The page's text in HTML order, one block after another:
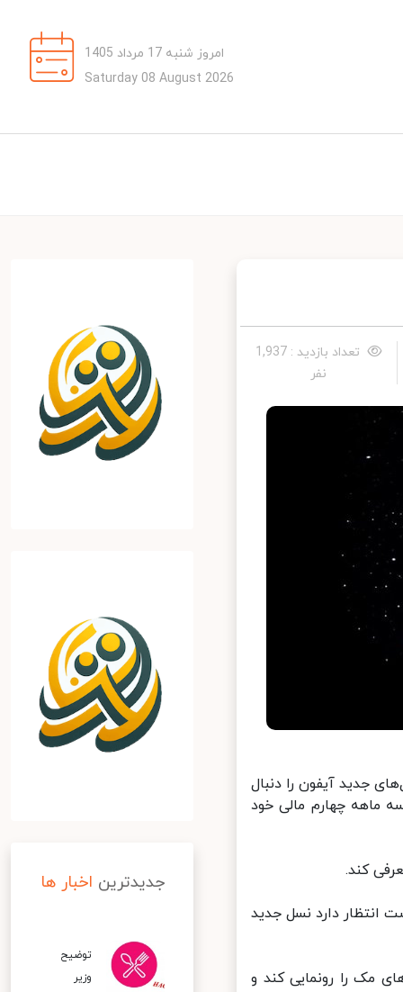
امروز شنبه 17 مرداد 1405
Saturday 08 August 2026
تعداد بازدید : 1,937
نفر
جدید آیفون را دنبال
چهارم مالی خود
انتظار دارد نسل جدید
مک را رونمایی کند و
جدیدترین اخبار ها
توضیح
وزیر